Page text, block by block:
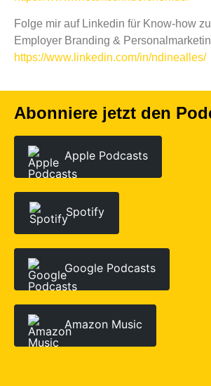
Folge mir auf Linkedin für Know-how
Employer Branding &
https://www.linkedin.com/in/ndinealles/
Abonniere jetzt den
Apple Podcasts
Spotify
Google Podcasts
Amazon Music